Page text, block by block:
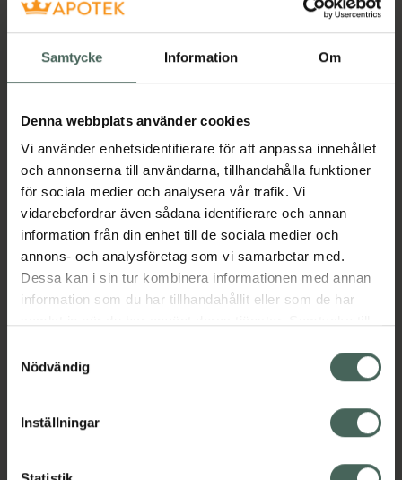
Samtycke Information Om
Denna webbplats använder cookies
Vi använder enhetsidentifierare för att anpassa innehållet
och annonserna till användarna, tillhandahålla funktioner
för sociala medier och analysera vår trafik. Vi
vidarebefordrar även sådana identifierare och annan
information från din enhet till de sociala medier och
annons- och analysföretag som vi samarbetar med.
Dessa kan i sin tur kombinera informationen med annan
information som du har tillhandahållit eller som de har
återkalla ditt samtycke via webbplatsens
cookieinställningar. Ett återkallat samtycke påverkar inte
lagligheten av behandling som skett innan återkallelsen.
Nödvändig
Inställningar
Köp via ditt recept
Beskrivning Dölj
Läs alltid bipacksedeln innan
användning.
EAN:
05712440009134